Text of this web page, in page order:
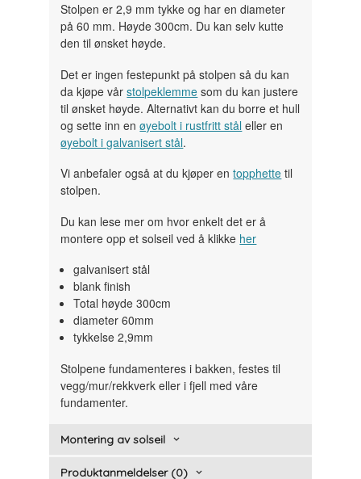
Stolpen er 2,9 mm tykke og har en diameter
på 60 mm. Høyde 300cm. Du kan selv kutte
den til ønsket høyde.
Det er ingen festepunkt på stolpen så du kan
da kjøpe vårstolpeklemme som du kan justere
til ønsket høyde. Alternativt kan du borre et hull
og sette inn enøyebolt i rustfritt stål eller en
øyebolt i galvanisert stål.
Vi anbefaler også at du kjøper entopphette til
stolpen.
Du kan lese mer om hvor enkelt det er å
montere opp et solseil ved å klikke her
galvanisert stål
blank finish
Total høyde 300cm
diameter 60mm
tykkelse 2,9mm
Stolpene fundamenteres i bakken, festes til
vegg/mur/rekkverk eller i fjell med våre
fundamenter.
Montering av solseil
Produktanmeldelser (0)